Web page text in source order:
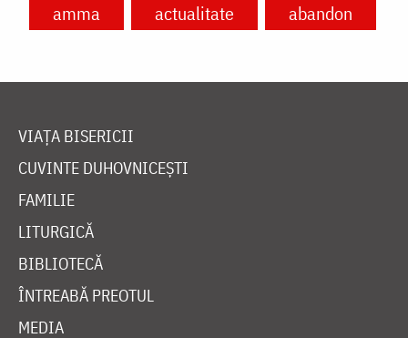
amma
actualitate abandon
VIAȚA BISERICII
CUVINTE DUHOVNICEȘTI
FAMILIE
LITURGICĂ
BIBLIOTECĂ
ÎNTREABĂ PREOTUL
MEDIA